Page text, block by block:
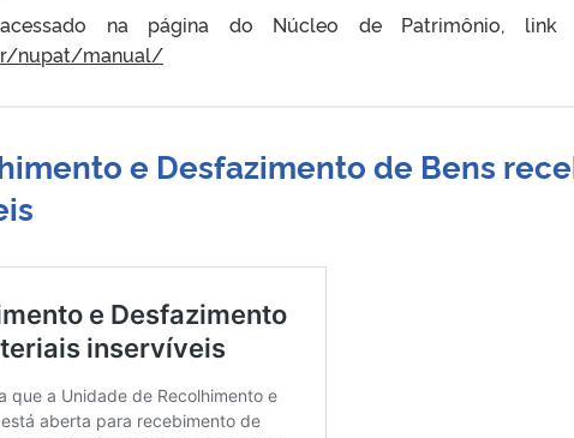
na página do Núcleo de Patrimônio, link
nupat/manual/
e Desfazimento de Bens